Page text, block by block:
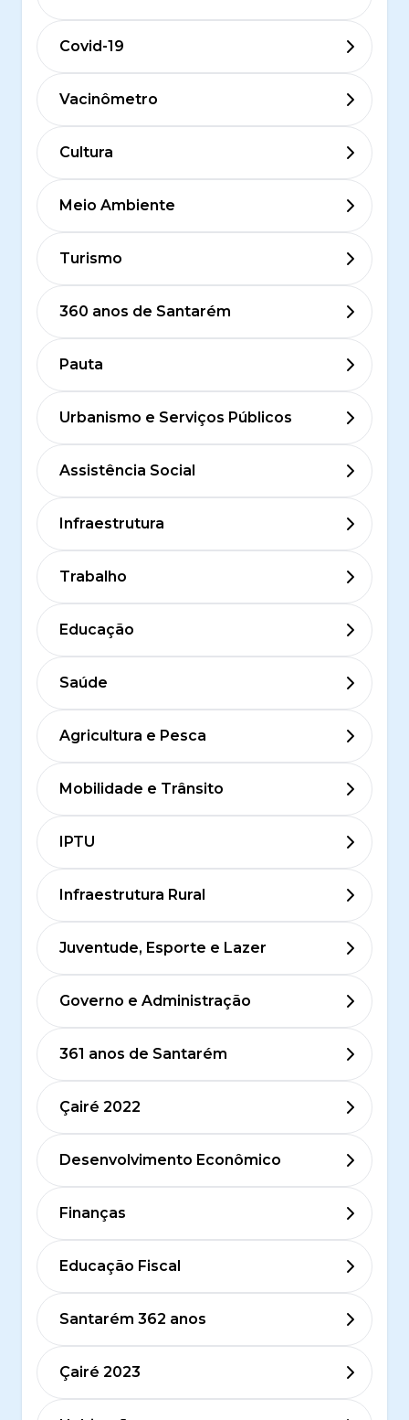
Covid-19
Vacinômetro
Cultura
Meio Ambiente
Turismo
360 anos de Santarém
Pauta
Urbanismo e Serviços Públicos
Assistência Social
Infraestrutura
Trabalho
Educação
Saúde
Agricultura e Pesca
Mobilidade e Trânsito
IPTU
Infraestrutura Rural
Juventude, Esporte e Lazer
Governo e Administração
361 anos de Santarém
Çairé 2022
Desenvolvimento Econômico
Finanças
Educação Fiscal
Santarém 362 anos
Çairé 2023